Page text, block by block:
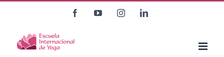
contenido
FacebookYouTubeInstagramLinkedIn